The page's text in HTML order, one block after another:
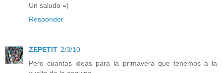
Un saludo =)
Responder
ZEPETIT 2/3/10
Pero cuantas ideas para la primavera que tenemos a la